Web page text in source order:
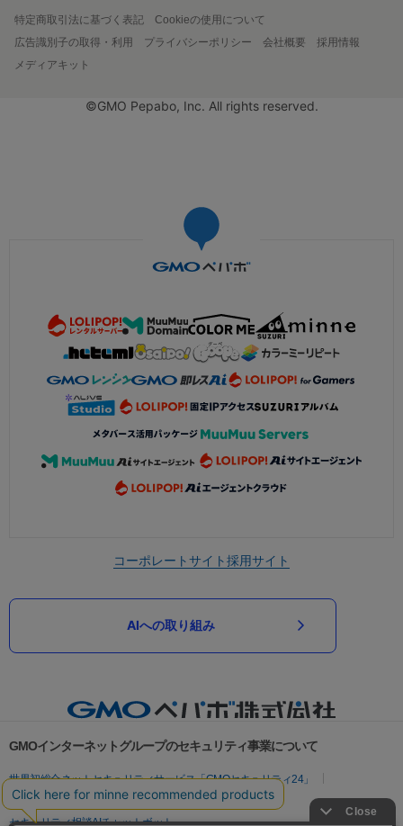
特定商取引法に基づく表記
Cookieの使用について
広告識別子の取得・利用
プライバシーポリシー 会社概要
採用情報
メディアキット
©GMO Pepabo, Inc. All rights reserved.
コーポレートサイト採用サイト
AIへの取り組み
GMOインターネットグループのセキュリティ事業について
世界初総合ネットセキュリティサービス「GMOセキュリティ24」
パスワード漏洩診断
Webサイトリスク診断
セキュリティ相談AIチャットボット